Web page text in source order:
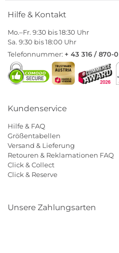
Hilfe & Kontakt
Mo.–Fr. 9:30 bis 18:30 Uhr
Sa. 9:30 bis 18:00 Uhr
Telefonnummer: + 43 316 / 870-0
Kundenservice
Hilfe & FAQ
Größentabellen
Versand & Lieferung
Retouren & Reklamationen FAQ
Click & Collect
Click & Reserve
Unsere Zahlungsarten